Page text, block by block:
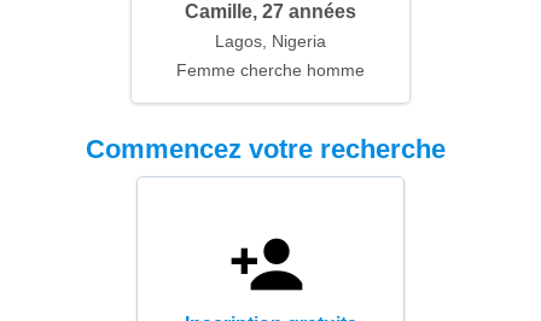
Camille, 27 années
Lagos, Nigeria
Femme cherche homme
Commencez votre recherche